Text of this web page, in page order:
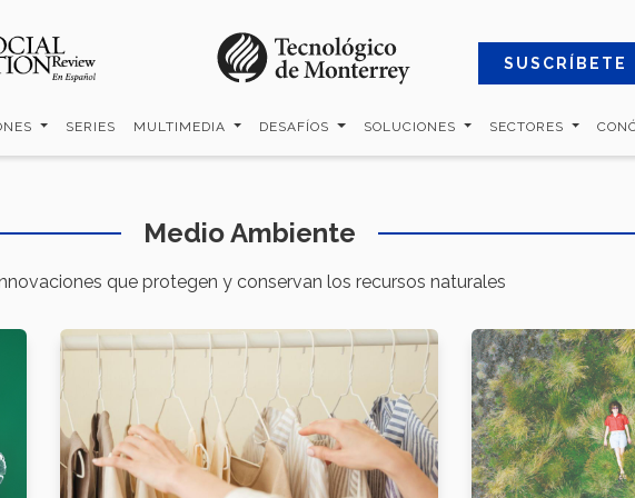
SUSCRÍBETE
SERIES MULTIMEDIA DESAFÍOS SOLUCIONES SECTORES
Medio Ambiente
que protegen y conservan los recursos naturales